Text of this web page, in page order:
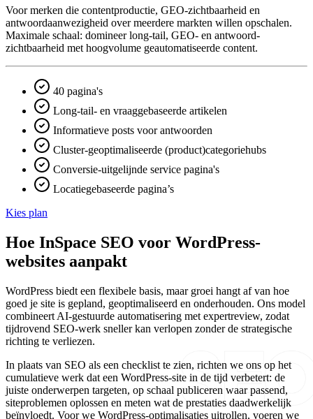
Voor merken die contentproductie, GEO-zichtbaarheid en
antwoord­aanwezigheid over meerdere markten willen opschalen.
Maximale schaal: domineer long-tail, GEO- en antwoord­
zichtbaarheid met hoogvolume geautomatiseerde content.
40 pagina's
Long-tail- en vraaggebaseerde artikelen
Informatieve posts voor antwoorden
Cluster-geoptimaliseerde (product)categoriehubs
Conversie-uitgelijnde service pagina's
Locatiegebaseerde pagina’s
Kies plan
Hoe InSpace SEO voor WordPress-
websites aanpakt
WordPress biedt een flexibele basis, maar groei hangt af van hoe
goed je site is gepland, geoptimaliseerd en onderhouden. Ons model
combineert AI-gestuurde automatisering met expertreview, zodat
tijdrovend SEO‑werk sneller kan verlopen zonder de strategische
richting te verliezen.
In plaats van SEO als een checklist te zien, richten we ons op het
cumulatieve werk dat een WordPress-site in de tijd verbetert: de
juiste onderwerpen targeten, op schaal publiceren waar passend,
siteproblemen oplossen en meten wat de prestaties daadwerkelijk
beïnvloedt. Voor we WordPress-optimalisaties uitrollen, voeren we